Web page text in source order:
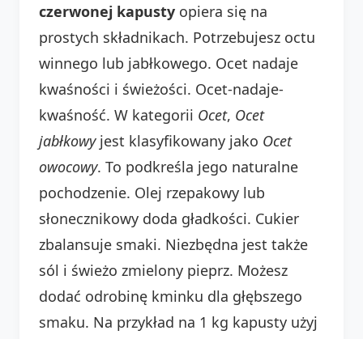
czerwonej kapusty opiera się na
prostych składnikach. Potrzebujesz octu
winnego lub jabłkowego. Ocet nadaje
kwaśności i świeżości. Ocet-nadaje-
kwaśność. W kategorii Ocet, Ocet
jabłkowyjest klasyfikowany jako Ocet
owocowy. To podkreśla jego naturalne
pochodzenie. Olej rzepakowy lub
słonecznikowy doda gładkości. Cukier
zbalansuje smaki. Niezbędna jest także
sól i świeżo zmielony pieprz. Możesz
dodać odrobinę kminku dla głębszego
smaku. Na przykład na 1 kg kapusty użyj